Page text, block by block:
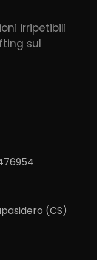
irripetibili
sul
(CS)